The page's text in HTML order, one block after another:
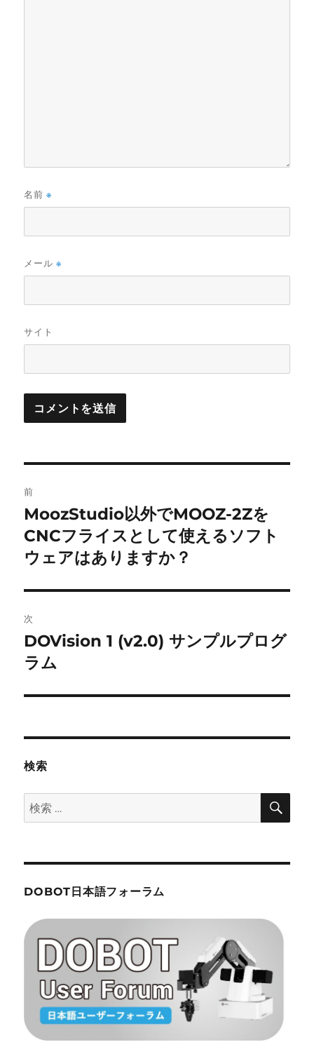
名前※
メール※
サイト
稿
ナ
ビ
ゲ
ー
シ
前
前
の
投
MoozStudio以外でMOOZ-2Zを
CNCフライスとして使えるソフト
ウェアはありますか？
次
次
の
稿:
DOVision 1 (v2.0) サンプルプログ
ラム
検索
検
索:
検
DOBOT日本語フォーラム